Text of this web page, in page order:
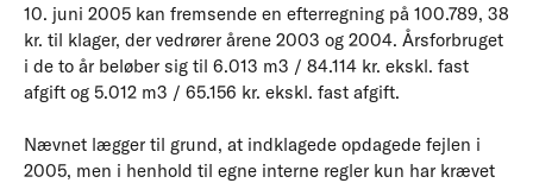
10. juni 2005 kan fremsende en efterregning på 100.789, 38
kr. til klager, der vedrører årene 2003 og 2004. Årsforbruget
i de to år beløber sig til 6.013 m3 / 84.114 kr. ekskl. fast
afgift og 5.012 m3 / 65.156 kr. ekskl. fast afgift.
Nævnet lægger til grund, at indklagede opdagede fejlen i
2005, men i henhold til egne interne regler kun har krævet